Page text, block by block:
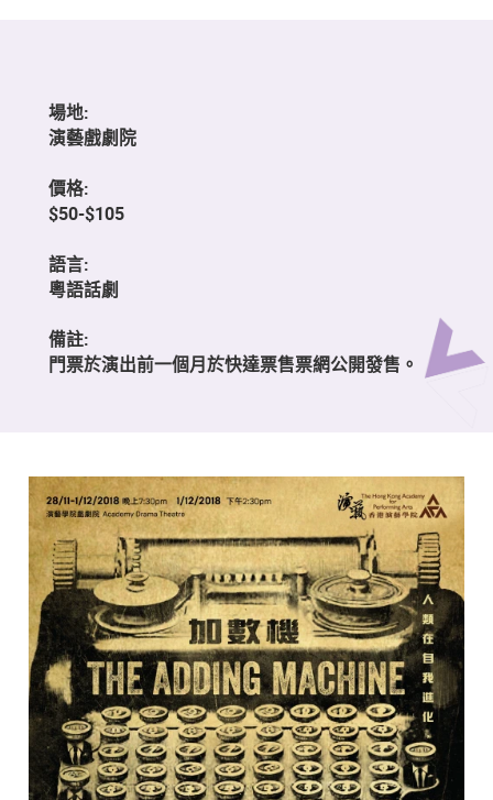
場地:
演藝戲劇院
價格:
$50-$105
語言:
粵語話劇
備註:
門票於演出前一個月於快達票售票網公開發售。